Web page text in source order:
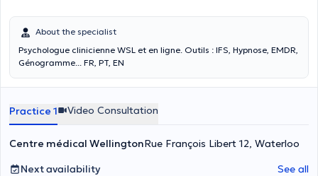
About the specialist
Psychologue clinicienne WSL et en ligne. Outils : IFS, Hypnose, EMDR,
Génogramme... FR, PT, EN
Practice 1 Video Consultation
Centre médical WellingtonRue François Libert 12, Waterloo
Next availability
See all